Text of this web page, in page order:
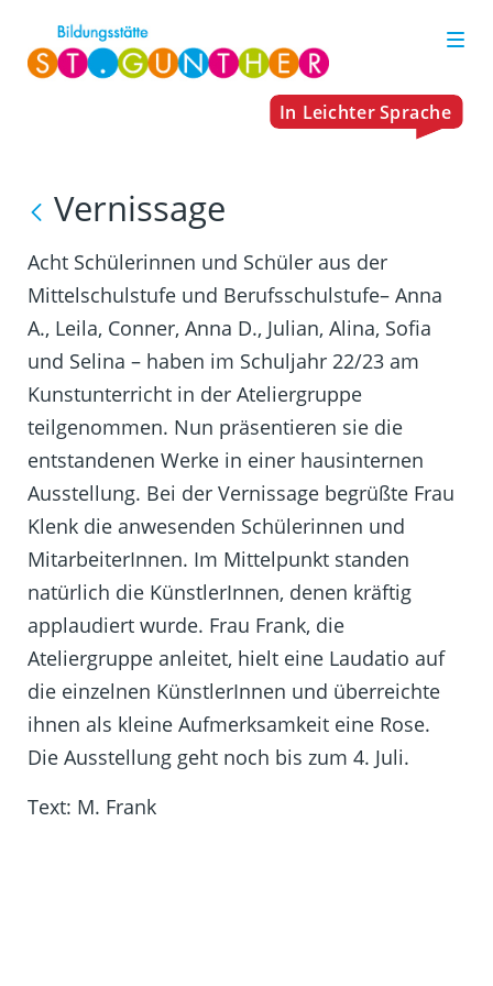
Vernissage
Acht Schülerinnen und Schüler aus der
Mittelschulstufe und Berufsschulstufe– Anna
A., Leila, Conner, Anna D., Julian, Alina, Sofia
und Selina – haben im Schuljahr 22/23 am
Kunstunterricht in der Ateliergruppe
teilgenommen. Nun präsentieren sie die
entstandenen Werke in einer hausinternen
Ausstellung. Bei der Vernissage begrüßte Frau
Klenk die anwesenden Schülerinnen und
MitarbeiterInnen. Im Mittelpunkt standen
natürlich die KünstlerInnen, denen kräftig
applaudiert wurde. Frau Frank, die
Ateliergruppe anleitet, hielt eine Laudatio auf
die einzelnen KünstlerInnen und überreichte
ihnen als kleine Aufmerksamkeit eine Rose.
Die Ausstellung geht noch bis zum 4. Juli.
Text: M. Frank